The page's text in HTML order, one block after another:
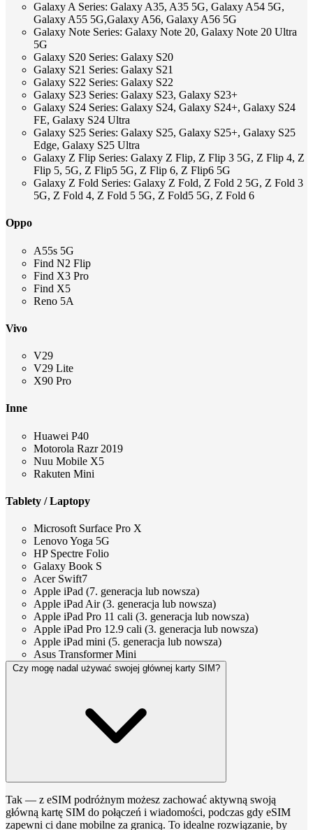
Galaxy A Series: Galaxy A35, A35 5G, Galaxy A54 5G,
Galaxy A55 5G,Galaxy A56, Galaxy A56 5G
Galaxy Note Series: Galaxy Note 20, Galaxy Note 20 Ultra
5G
Galaxy S20 Series: Galaxy S20
Galaxy S21 Series: Galaxy S21
Galaxy S22 Series: Galaxy S22
Galaxy S23 Series: Galaxy S23, Galaxy S23+
Galaxy S24 Series: Galaxy S24, Galaxy S24+, Galaxy S24
FE, Galaxy S24 Ultra
Galaxy S25 Series: Galaxy S25, Galaxy S25+, Galaxy S25
Edge, Galaxy S25 Ultra
Galaxy Z Flip Series: Galaxy Z Flip, Z Flip 3 5G, Z Flip 4, Z
Flip 5, 5G, Z Flip5 5G, Z Flip 6, Z Flip6 5G
Galaxy Z Fold Series: Galaxy Z Fold, Z Fold 2 5G, Z Fold 3
5G, Z Fold 4, Z Fold 5 5G, Z Fold5 5G, Z Fold 6
Oppo
A55s 5G
Find N2 Flip
Find X3 Pro
Find X5
Reno 5A
Vivo
V29
V29 Lite
X90 Pro
Inne
Huawei P40
Motorola Razr 2019
Nuu Mobile X5
Rakuten Mini
Tablety / Laptopy
Microsoft Surface Pro X
Lenovo Yoga 5G
HP Spectre Folio
Galaxy Book S
Acer Swift7
Apple iPad (7. generacja lub nowsza)
Apple iPad Air (3. generacja lub nowsza)
Apple iPad Pro 11 cali (3. generacja lub nowsza)
Apple iPad Pro 12.9 cali (3. generacja lub nowsza)
Apple iPad mini (5. generacja lub nowsza)
Asus Transformer Mini
Czy mogę nadal używać swojej głównej karty SIM?
Tak — z eSIM podróżnym możesz zachować aktywną swoją
główną kartę SIM do połączeń i wiadomości, podczas gdy eSIM
zapewni ci dane mobilne za granicą. To idealne rozwiązanie, by